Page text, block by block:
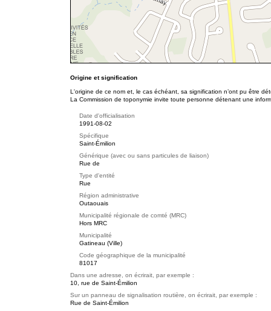
Origine et signification
L'origine de ce nom et, le cas échéant, sa signification n’ont pu être
La Commission de toponymie invite toute personne détenant une
Date d'officialisation
1991-08-02
Spécifique
Saint-Émilion
Générique (avec ou sans particules de liaison)
Rue de
Type d'entité
Rue
Région administrative
Outaouais
Municipalité régionale de comté (MRC)
Hors MRC
Municipalité
Gatineau (Ville)
Code géographique de la municipalité
81017
Dans une adresse, on écrirait, par exemple :
10, rue de Saint-Émilion
Sur un panneau de signalisation routière, on écrirait, par exemple :
Rue de Saint-Émilion